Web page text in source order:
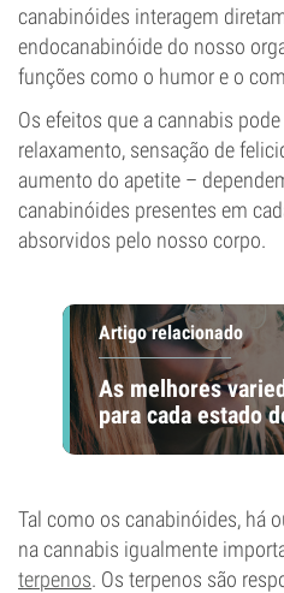
canabinóides interagem
endocanabinóide do nosso
funções como o humor e o
Os efeitos que a cannabis
relaxamento, sensação de
aumento do apetite –
canabinóides presentes em
absorvidos pelo nosso corpo.
Artigo relacionado
As melhores
para cada estado
Tal como os canabinóides, há
na cannabis igualmente
terpenos. Os terpenos são